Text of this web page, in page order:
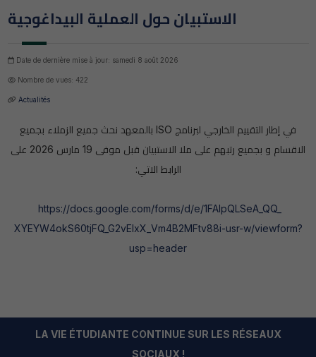
الاستبيان حول العملية البيداغوجية
Date de dernière mise à jour: samedi 8 août 2026
Nombre de vues: 422
Actualités
في إطار التقييم الخارجي لبرنامج ISO بالمعهد نحث جميع الزملاء بجميع
الاقسام و بجميع رتبهم على ملا الاستبيان قبل موفى 19 مارس 2026 على
الرابط الاتي:
https://docs.google.com/forms/d/e/1FAIpQLSeA_QQ_
XYEYW4okS60tjFQ_G2vElxX_ Vm4B2MFtv88i-usr-w/viewform?
usp=header
LA VIE ÉTUDIANTE CONTINUE SUR LES RÉSEAUX
SOCIAUX !